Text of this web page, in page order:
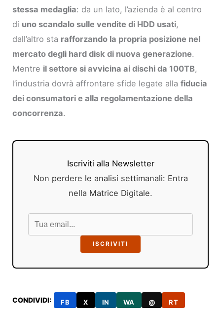
stessa medaglia: da un lato, l’azienda è al centro
di uno scandalo sulle vendite di HDD usati,
dall’altro sta rafforzando la propria posizione nel
mercato degli hard disk di nuova generazione.
Mentre il settore si avvicina ai dischi da 100TB,
l’industria dovrà affrontare sfide legate allafiducia
dei consumatori e alla regolamentazione della
concorrenza.
Iscriviti alla Newsletter
Non perdere le analisi settimanali: Entra
nella Matrice Digitale.
ISCRIVITI
CONDIVIDI: FB X IN WA @ RT